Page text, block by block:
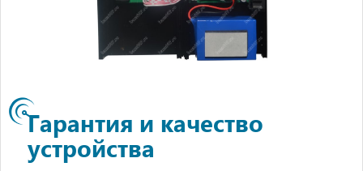
Гарантия и качество
устройства